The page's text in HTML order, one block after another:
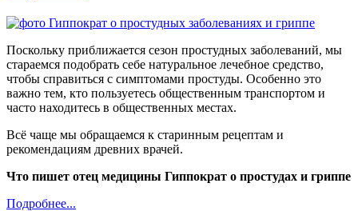
Поскольку приближается сезон простудных заболеваний, мы
стараемся подобрать себе натуральное лечебное средство,
чтобы справиться с симптомами простуды. Особенно это
важно тем, кто пользуетесь общественным транспортом и
часто находитесь в общественных местах.
Всё чаще мы обращаемся к старинным рецептам и
рекомендациям древних врачей.
Что пишет отец медицины Гиппократ о простудах и гриппе
Подробнее...